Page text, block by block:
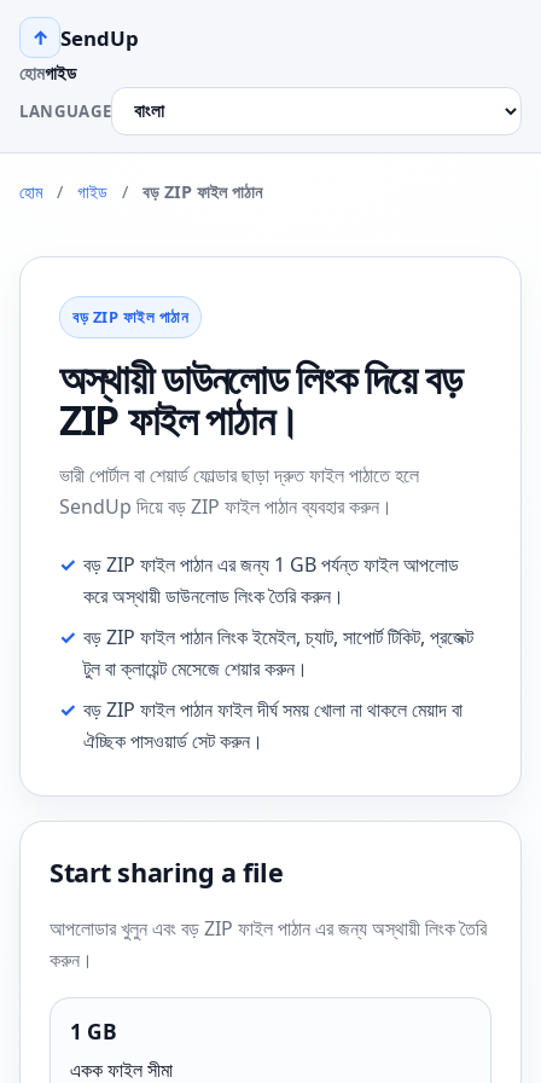
↑ SendUp
হোমগাইড
LANGUAGE
হোম / গাইড / বড় ZIP ফাইল পাঠান
বড় ZIP ফাইল পাঠান
অস্থায়ী ডাউনলোড লিংক দিয়ে বড়
ZIP ফাইল পাঠান।
ভারী পোর্টাল বা শেয়ার্ড ফোল্ডার ছাড়া দ্রুত ফাইল পাঠাতে হলে
SendUp দিয়ে বড় ZIP ফাইল পাঠান ব্যবহার করুন।
✓ বড় ZIP ফাইল পাঠান এর জন্য 1 GB পর্যন্ত ফাইল আপলোড
করে অস্থায়ী ডাউনলোড লিংক তৈরি করুন।
✓ বড় ZIP ফাইল পাঠান লিংক ইমেইল, চ্যাট, সাপোর্ট টিকিট, প্রজেক্ট
টুল বা ক্লায়েন্ট মেসেজে শেয়ার করুন।
✓ বড় ZIP ফাইল পাঠান ফাইল দীর্ঘ সময় খোলা না থাকলে মেয়াদ বা
ঐচ্ছিক পাসওয়ার্ড সেট করুন।
Start sharing a file
আপলোডার খুলুন এবং বড় ZIP ফাইল পাঠান এর জন্য অস্থায়ী লিংক তৈরি
করুন।
1 GB
একক ফাইল সীমা